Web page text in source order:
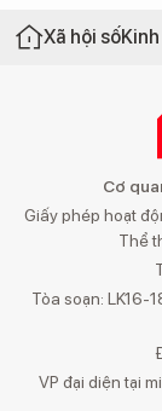
Xã hội số
Cơ
Giấy phép hoạt
Thể
Tòa soạn: LK16-
VP đại diện tại